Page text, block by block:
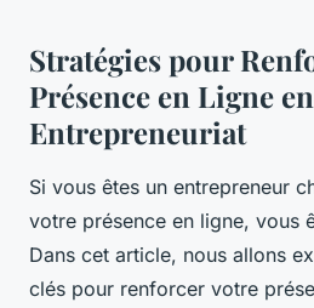
Stratégies pour
Présence en Ligne en
Entrepreneuriat
Si vous êtes un entrepreneur
votre présence en ligne, vous
Dans cet article, nous allons
clés pour renforcer votre